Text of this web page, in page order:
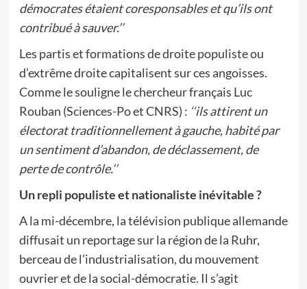
démocrates étaient coresponsables et qu’ils ont
contribué à sauver.’’
Les partis et formations de droite populiste ou
d’extrême droite capitalisent sur ces angoisses.
Comme le souligne le chercheur français Luc
Rouban (Sciences-Po et CNRS) : ‘‘ils attirent un
électorat traditionnellement à gauche, habité par
un sentiment d’abandon, de déclassement, de
perte de contrôle.’’
Un repli populiste et nationaliste inévitable ?
A la mi-décembre, la télévision publique allemande
diffusait un reportage sur la région de la Ruhr,
berceau de l’industrialisation, du mouvement
ouvrier et de la social-démocratie. Il s’agit